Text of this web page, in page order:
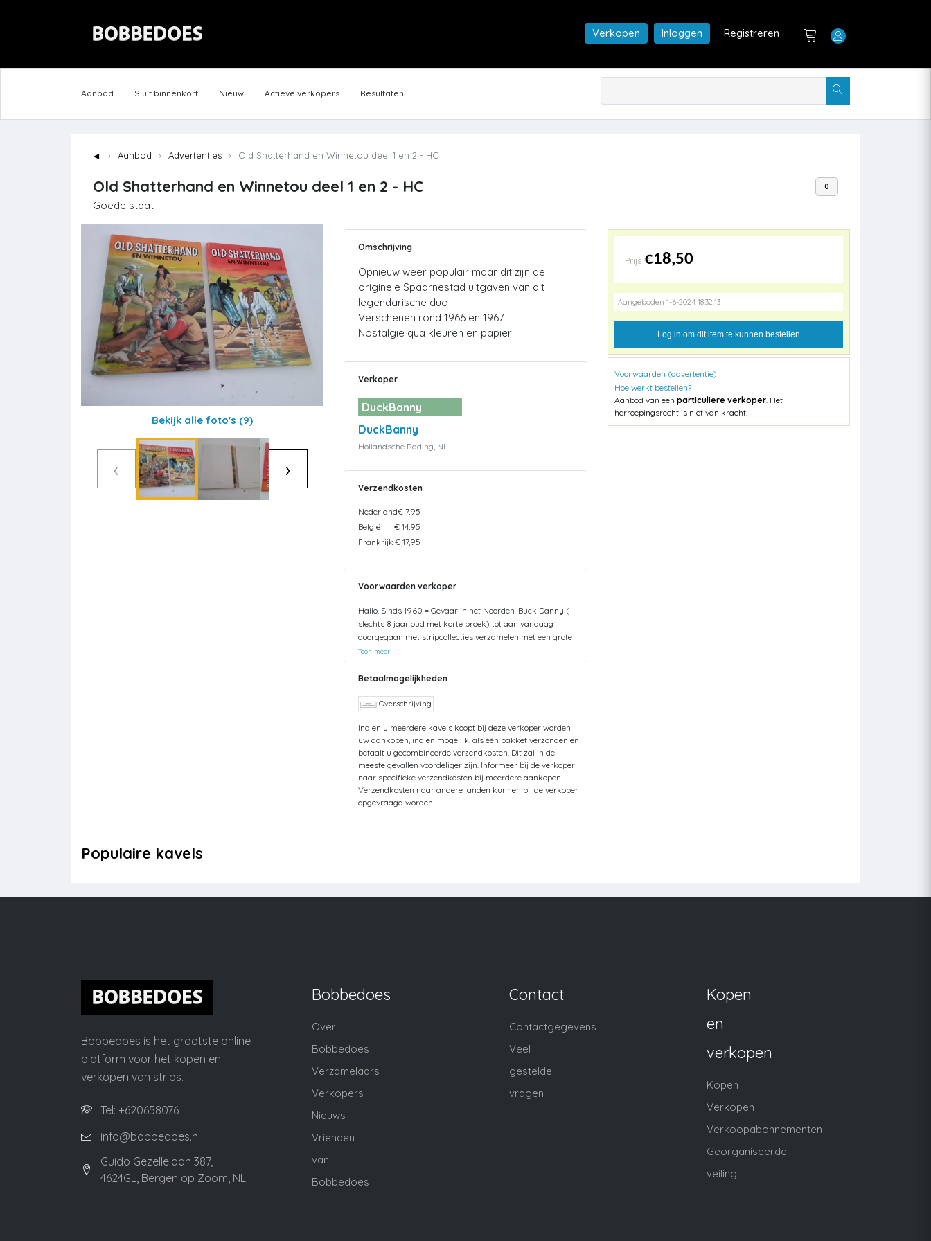
Verkopen Inloggen Registreren
Aanbod Sluit binnenkort Nieuw Actieve verkopers Resultaten
◄ Aanbod Advertenties Old Shatterhand en Winnetou deel 1 en 2 - HC
Old Shatterhand en Winnetou deel 1 en 2 - HC
Goede staat
0
Bekijk alle foto's (9)
‹ ›
Omschrijving
Opnieuw weer populair maar dit zijn de
originele Spaarnestad uitgaven van dit
legendarische duo
Verschenen rond 1966 en 1967
Nostalgie qua kleuren en papier
Verkoper
DuckBanny
DuckBanny
Hollandsche Rading, NL
Verzendkosten
Nederland€ 7,95
België
€ 14,95
Frankrijk € 17,95
Voorwaarden verkoper
Hallo. Sinds 1960 = Gevaar in het Noorden-Buck Danny (
slechts 8 jaar oud met korte broek) tot aan vandaag
doorgegaan met stripcollecties verzamelen met een grote
voorliefde voor de jaren 50-60 Dupuis. Helaas mijn zolder
gaat bezwijken onder het gewicht. Dus opruimen. Opsturen
gaat met Post.nl =Track en Trace Nederland = tot aan 10 kg
- tot aan 5 kg : 22 Pakketten naar België altijd
Frankrijk. Denk daarbij goed aan het verschil in gewicht bij
SC en HC
Toon meer
Betaalmogelijkheden
Overschrijving
Indien u meerdere kavels koopt bij deze verkoper worden
uw aankopen, indien mogelijk, als één pakket verzonden en
betaalt u gecombineerde verzendkosten. Dit zal in de
meeste gevallen voordeliger zijn. Informeer bij de verkoper
naar specifieke verzendkosten bij meerdere aankopen.
Verzendkosten naar andere landen kunnen bij de verkoper
opgevraagd worden.
Prijs €18,50
Aangeboden 1-6-2024 18:32:13
Log in om dit item te kunnen bestellen
Voorwaarden (advertentie)
Hoe werkt bestellen?
Aanbod van een particuliere verkoper. Het
herroepingsrecht is niet van kracht.
Populaire kavels
Bobbedoes is het grootste online
platform voor het kopen en
verkopen van strips.
Tel: +620658076
info@bobbedoes.nl
Guido Gezellelaan 387,
4624GL, Bergen op Zoom, NL
Bobbedoes
Over
Bobbedoes
Verzamelaars
Verkopers
Nieuws
Vrienden
van
Bobbedoes
Contact
Contactgegevens
Veel
gestelde
vragen
Kopen
en
verkopen
Kopen
Verkopen
Verkoopabonnementen
Georganiseerde
veiling